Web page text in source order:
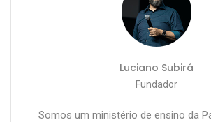
Luciano Subirá
Fundador
Somos um ministério de ensino da